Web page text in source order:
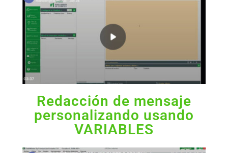
Redacción de mensaje
personalizando usando
VARIABLES